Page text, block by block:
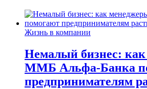
Жизнь в компании
Немалый бизнес:
ММБ Альфа-Банка
предпринимателям